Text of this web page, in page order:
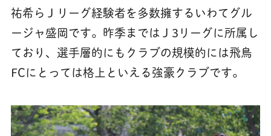
祐希らＪリーグ経験者を多数擁するいわてグル
ージャ盛岡です。昨季まではＪ3リーグに所属し
ており、選手層的にもクラブの規模的には飛鳥
FCにとっては格上といえる強豪クラブです。